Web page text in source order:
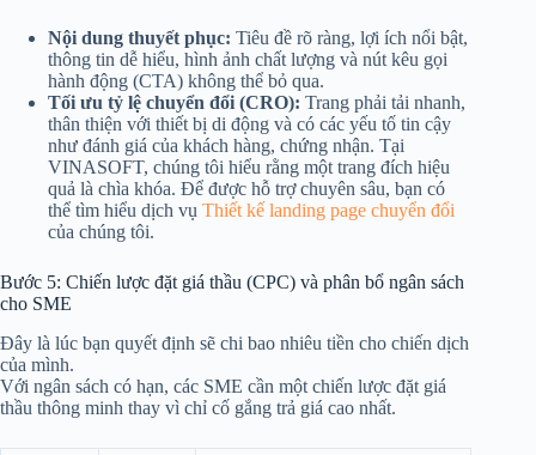
Nội dung thuyết phục: Tiêu đề rõ ràng, lợi ích nổi bật,
thông tin dễ hiểu, hình ảnh chất lượng và nút kêu gọi
hành động (CTA) không thể bỏ qua.
Tối ưu tỷ lệ chuyển đổi (CRO): Trang phải tải nhanh,
thân thiện với thiết bị di động và có các yếu tố tin cậy
như đánh giá của khách hàng, chứng nhận. Tại
VINASOFT, chúng tôi hiểu rằng một trang đích hiệu
quả là chìa khóa. Để được hỗ trợ chuyên sâu, bạn có
thể tìm hiểu dịch vụ Thiết kế landing page chuyển đổi
của chúng tôi.
Bước 5: Chiến lược đặt giá thầu (CPC) và phân bổ ngân sách
cho SME
Đây là lúc bạn quyết định sẽ chi bao nhiêu tiền cho chiến dịch
của mình.
Với ngân sách có hạn, các SME cần một chiến lược đặt giá
thầu thông minh thay vì chỉ cố gắng trả giá cao nhất.